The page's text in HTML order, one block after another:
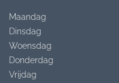
Maandag
Dinsdag
Woensdag
Donderdag
Vrijdag